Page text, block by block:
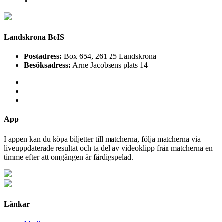
Landskrona BoIS
Postadress: Box 654, 261 25 Landskrona
Besöksadress: Arne Jacobsens plats 14
App
I appen kan du köpa biljetter till matcherna, följa matcherna via
liveuppdaterade resultat och ta del av videoklipp från matcherna en
timme efter att omgången är färdigspelad.
Länkar